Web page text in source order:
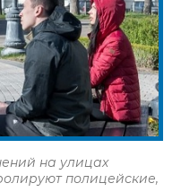
на улицах
полицейские,